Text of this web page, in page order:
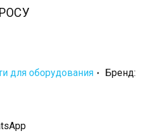
для оборудования
Бренд: